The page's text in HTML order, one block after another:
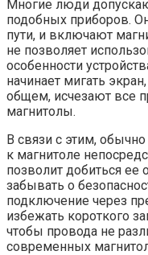
Многие люди
подобных приборов.
пути, и включают
не позволяет
особенности
начинает мигать
общем, исчезают все
магнитолы.
В связи с этим,
к магнитоле
позволит добиться ее
забывать о
подключение через
избежать короткого
чтобы провода не
современных